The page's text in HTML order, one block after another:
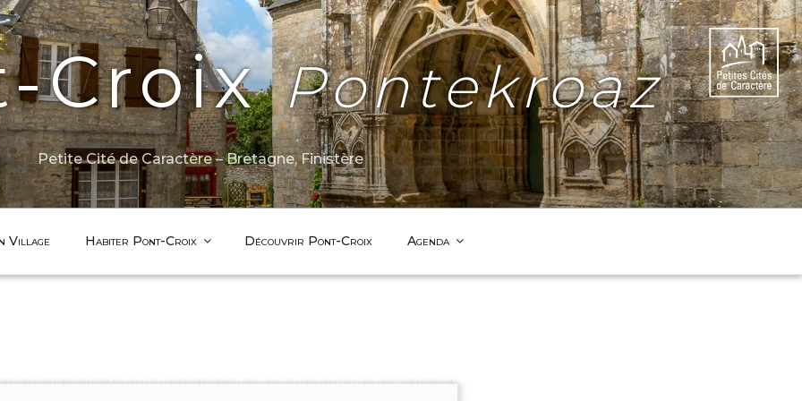
CroixPontekroaz
Petite Cité de Caractère – Bretagne, Finistère
Village Habiter Pont-Croix Découvrir Pont-Croix Agenda